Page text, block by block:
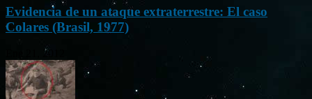
Evidencia de un ataque extraterrestre: El caso
Colares (Brasil, 1977)
Ene 21, 2012